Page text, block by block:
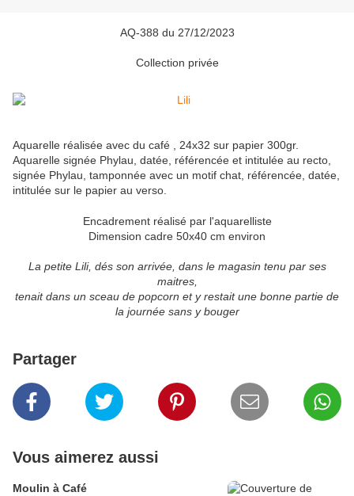
AQ-388 du 27/12/2023
Collection privée
Aquarelle réalisée avec du café , 24x32 sur papier 300gr.
Aquarelle signée Phylau, datée, référencée et intitulée au recto,
signée Phylau, tamponnée avec un motif chat, référencée, datée,
intitulée sur le papier au verso.
Encadrement réalisé par l'aquarelliste
Dimension cadre 50x40 cm environ
La petite Lili, dés son arrivée, dans le magasin tenu par ses
maitres,
tenait dans un sceau de popcorn et y restait une bonne partie de
la journée sans y bouger
Partager
Vous aimerez aussi
Moulin à Café